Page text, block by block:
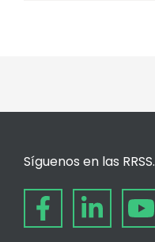
Síguenos en las RRSS.